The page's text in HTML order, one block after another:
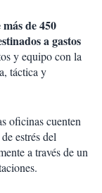
de 450
a gastos
y equipo con la
táctica y
oficinas cuenten
estrés del
a través de un